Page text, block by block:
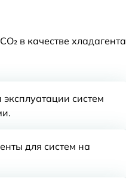
в качестве хладагента
систем
для систем на